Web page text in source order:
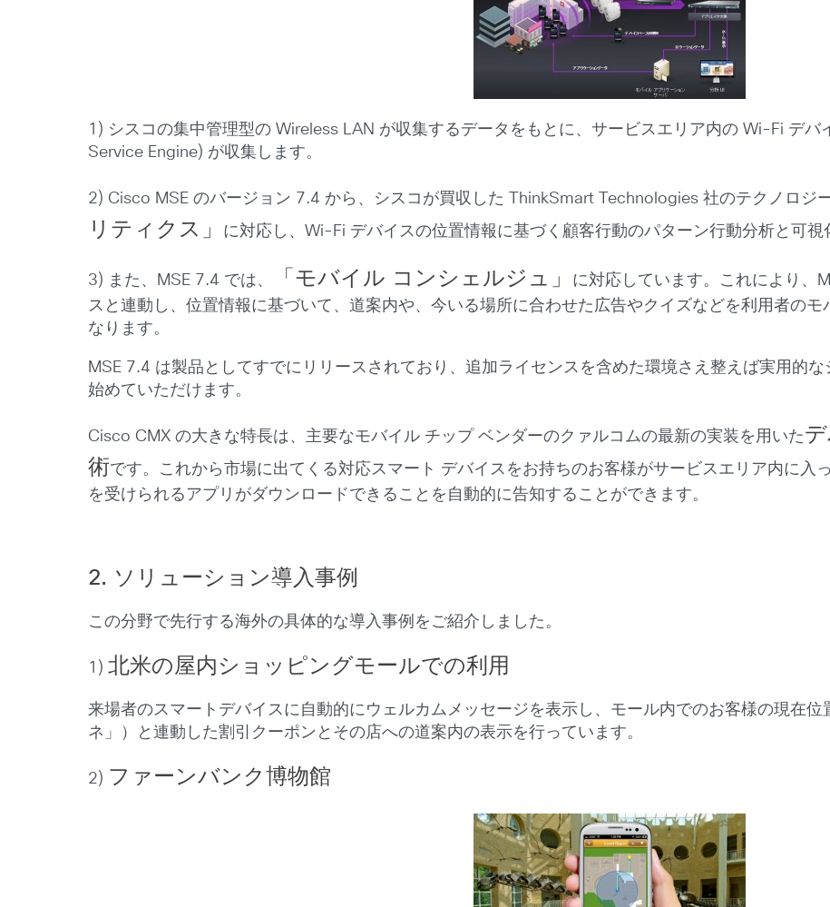
1) シスコの集中管理型の Wireless LAN が収集するデータをもとに、サービスエリア内の Wi-Fi デ
Service Engine) が収集します。
2) Cisco MSE のバージョン 7.4 から、シスコが買収した ThinkSmart Technologies 社のテクノロジ
リティクス」
に対応し、Wi-Fi デバイスの位置情報に基づく顧客行動のパターン行動分析と可視
3) また、MSE 7.4 では、 「モバイル コンシェルジュ」
に対応しています。これにより、
スと連動し、位置情報に基づいて、道案内や、今いる場所に合わせた広告やクイズなどを利用者の
なります。
MSE 7.4 は製品としてすでにリリースされており、追加ライセンスを含めた環境さえ整えば実用的
始めていただけます。
Cisco CMX の大きな特長は、主要なモバイル チップ ベンダーのクァルコムの最新の実装を用いた
術です。これから市場に出てくる対応スマート デバイスをお持ちのお客様がサービスエリア内に入
を受けられるアプリがダウンロードできることを自動的に告知することができます。
2. ソリューション導入事例
この分野で先行する海外の具体的な導入事例をご紹介しました。
1)北米の屋内ショッピングモールでの利用
来場者のスマートデバイスに自動的にウェルカムメッセージを表示し、モール内でのお客様の現在
ネ」）と連動した割引クーポンとその店への道案内の表示を行っています。
2) ファーンバンク博物館